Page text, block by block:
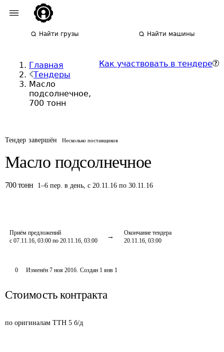
Найти грузы Найти машины
Главная
Тендеры
Масло
подсолнечное,
700 тонн
Как участвовать в тендере
Тендер завершён Несколько поставщиков
Масло подсолнечное
700 тонн 1–6 пер. в день, с 20.11.16 по 30.11.16
Приём предложений
с 07.11.16, 03:00 по 20.11.16, 03:00
Окончание тендера
20.11.16, 03:00
0 Изменён 7 ноя 2016. Создан 1 янв 1
Стоимость контракта
по оригиналам ТТН 5 б/д